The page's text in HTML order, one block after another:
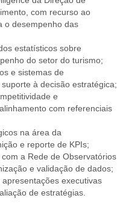
com recurso ao
o desempenho das
estatísticos sobre
do setor do turismo;
e sistemas de
à decisão estratégica;
e
com referenciais
na área da
e reporte de KPIs;
com a Rede de Observatórios
e validação de dados;
apresentações executivas
de estratégias.